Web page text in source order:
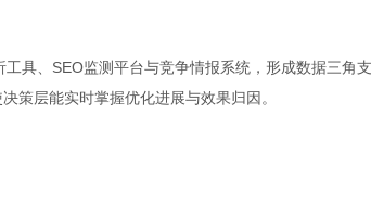
具、SEO监测平台与竞争情报系统，形成数据三角支
策层能实时掌握优化进展与效果归因。